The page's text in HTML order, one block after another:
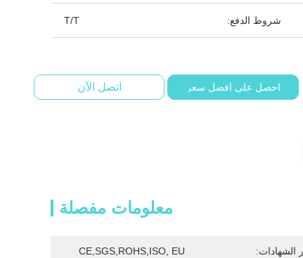
شروط الدفع: T/T
احصل على أفضل سعر اتصل الآن
معلومات مفصلة
الشهادات: CE,SGS,ROHS,ISO, EU